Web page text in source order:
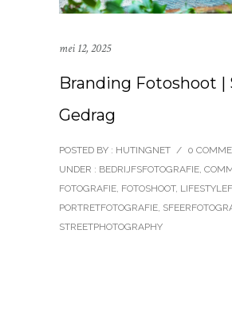
mei 12, 2025
Branding Fotoshoot |
Gedrag
POSTED BY : HUTINGNET / 0
UNDER : BEDRIJFSFOTOGRAFIE
FOTOGRAFIE FOTOSHOOT,
PORTRETFOTOGRAFIE
STREETPHOTOGRAPHY